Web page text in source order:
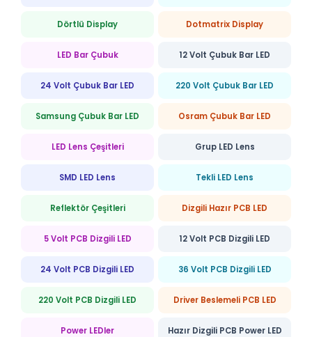
Dörtlü Display Dotmatrix Display
LED Bar Çubuk 12 Volt Çubuk Bar LED
24 Volt Çubuk Bar LED 220 Volt Çubuk Bar LED
Samsung Çubuk Bar LED Osram Çubuk Bar LED
LED Lens Çeşitleri Grup LED Lens
SMD LED Lens Tekli LED Lens
Reflektör Çeşitleri Dizgili Hazır PCB LED
5 Volt PCB Dizgili LED 12 Volt PCB Dizgili LED
24 Volt PCB Dizgili LED 36 Volt PCB Dizgili LED
220 Volt PCB Dizgili LED Driver Beslemeli PCB LED
Power LEDler Hazır Dizgili PCB Power LED